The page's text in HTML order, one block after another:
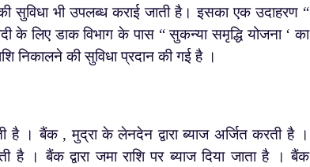
भी उपलब्ध कराई जाती है। इसका एक उदाहरण “
के लिए डाक विभाग के पास “ सुकन्या समृद्धि योजना ‘ का
निकालने की सुविधा प्रदान की गई है ।
बैंक , मुद्रा के लेनदेन द्वारा ब्याज अर्जित करती है ।
है । बैंक द्वारा जमा राशि पर ब्याज दिया जाता है । बैंक